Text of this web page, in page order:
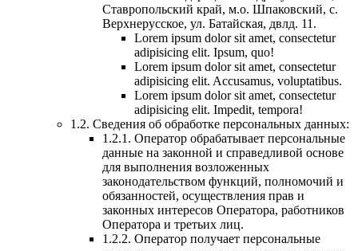
Ставропольский край, м.о. Шпаковский, с.
Верхнерусское, ул. Батайская, двлд. 11.
Lorem ipsum dolor sit amet, consectetur
adipisicing elit. Ipsum, quo!
Lorem ipsum dolor sit amet, consectetur
adipisicing elit. Accusamus, voluptatibus.
Lorem ipsum dolor sit amet, consectetur
adipisicing elit. Impedit, tempora!
1.2. Сведения об обработке персональных данных:
1.2.1. Оператор обрабатывает персональные
данные на законной и справедливой основе
для выполнения возложенных
законодательством функций, полномочий и
обязанностей, осуществления прав и
законных интересов Оператора, работников
Оператора и третьих лиц.
1.2.2. Оператор получает персональные